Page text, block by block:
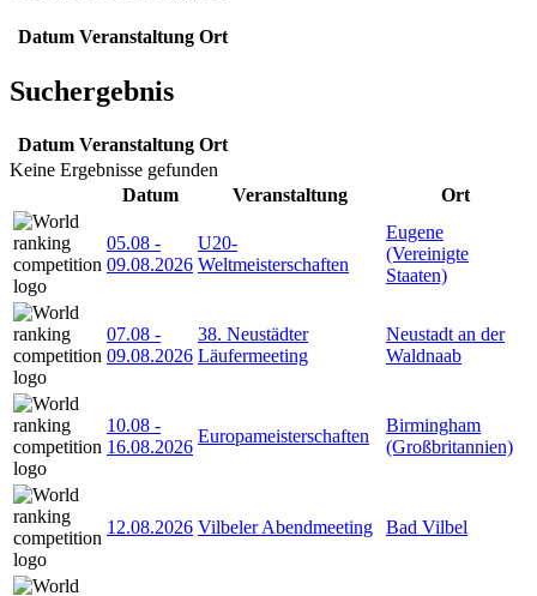
Datum Veranstaltung Ort
Suchergebnis
Datum Veranstaltung Ort
Keine Ergebnisse gefunden
Datum
Veranstaltung Ort
05.08 -
09.08.2026
U20-
Weltmeisterschaften
Eugene
(Vereinigte
Staaten)
07.08 -
09.08.2026
38. Neustädter
Läufermeeting
Neustadt an der
Waldnaab
10.08 -
16.08.2026
Europameisterschaften
Birmingham
(Großbritannien)
12.08.2026 Vilbeler Abendmeeting Bad Vilbel